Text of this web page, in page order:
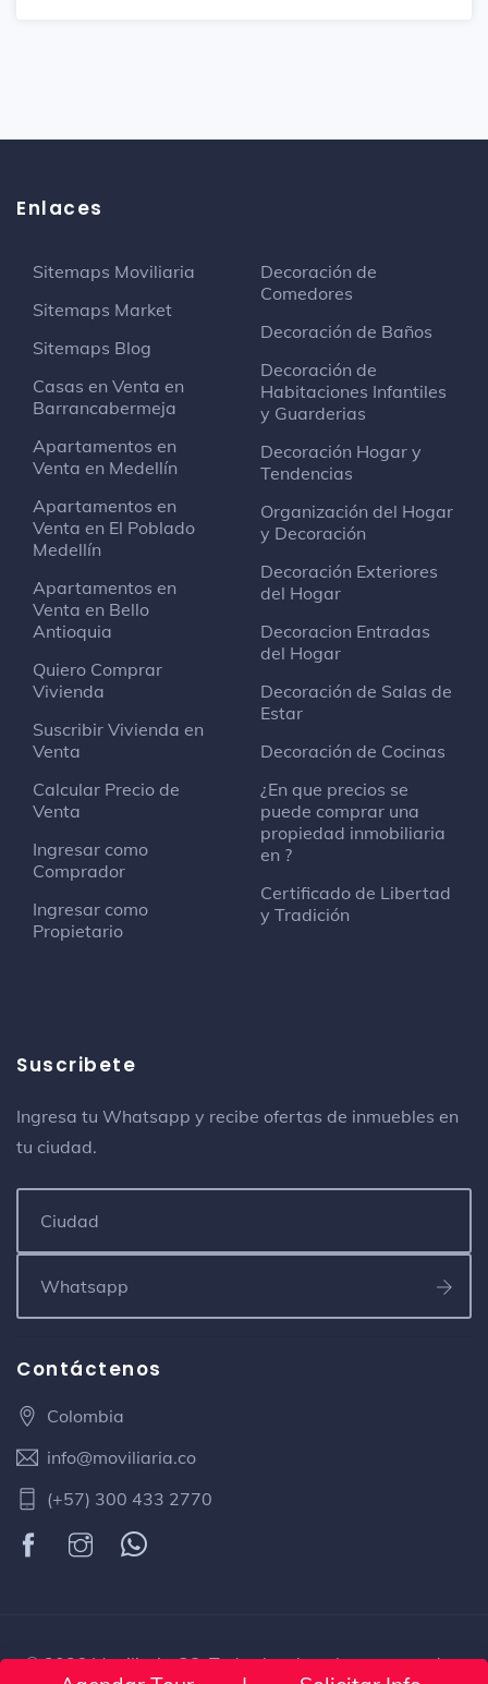
Enlaces
Sitemaps Moviliaria
Sitemaps Market
Sitemaps Blog
Casas en Venta en
Barrancabermeja
Apartamentos en
Venta en Medellín
Apartamentos en
Venta en El Poblado
Medellín
Apartamentos en
Venta en Bello
Antioquia
Quiero Comprar
Vivienda
Suscribir Vivienda en
Venta
Calcular Precio de
Venta
Ingresar como
Comprador
Ingresar como
Propietario
Decoración de
Comedores
Decoración de Baños
Decoración de
Habitaciones Infantiles
y Guarderias
Decoración Hogar y
Tendencias
Organización del Hogar
y Decoración
Decoración Exteriores
del Hogar
Decoracion Entradas
del Hogar
Decoración de Salas de
Estar
Decoración de Cocinas
¿En que precios se
puede comprar una
propiedad inmobiliaria
en ?
Certificado de Libertad
y Tradición
Suscribete
Ingresa tu Whatsapp y recibe ofertas de inmuebles en
tu ciudad.
Contáctenos
Colombia
info@moviliaria.co
(+57) 300 433 2770
© 2026 Moviliaria CO. Todos los derechos reservados.